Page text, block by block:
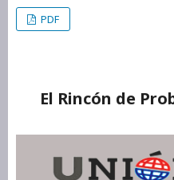
PDF
El Rincón de